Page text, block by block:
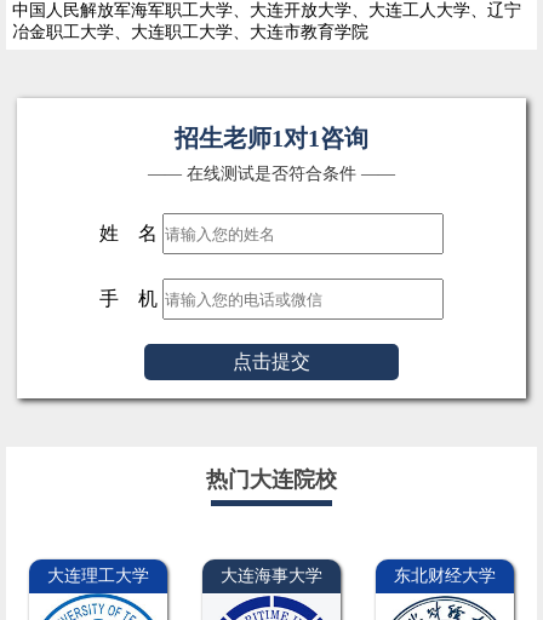
中国人民解放军海军职工大学、大连开放大学、大连工人大学、辽宁
冶金职工大学、大连职工大学、大连市教育学院
招生老师1对1咨询
—— 在线测试是否符合条件 ——
姓 名
手 机
点击提交
热门大连院校
大连理工大学 大连海事大学 东北财经大学